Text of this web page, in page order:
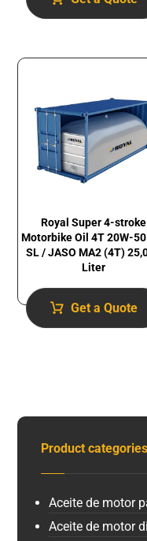
Royal Super 4-stroke
Motorbike Oil 4T 20W-50
SL / JASO MA2 (4T)
Liter
Get a Quote
Product categories
Aceite de motor
Aceite de motor